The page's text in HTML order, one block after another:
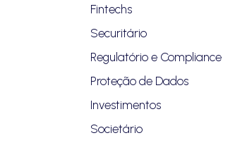
Fintechs
Securitário
Regulatório e Compliance
Proteção de Dados
Investimentos
Societário